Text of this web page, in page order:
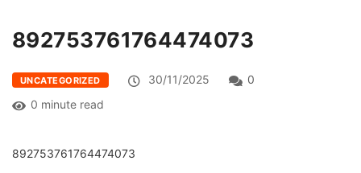
892753761764474073
UNCATEGORIZED 30/11/2025
0
0 minute read
892753761764474073